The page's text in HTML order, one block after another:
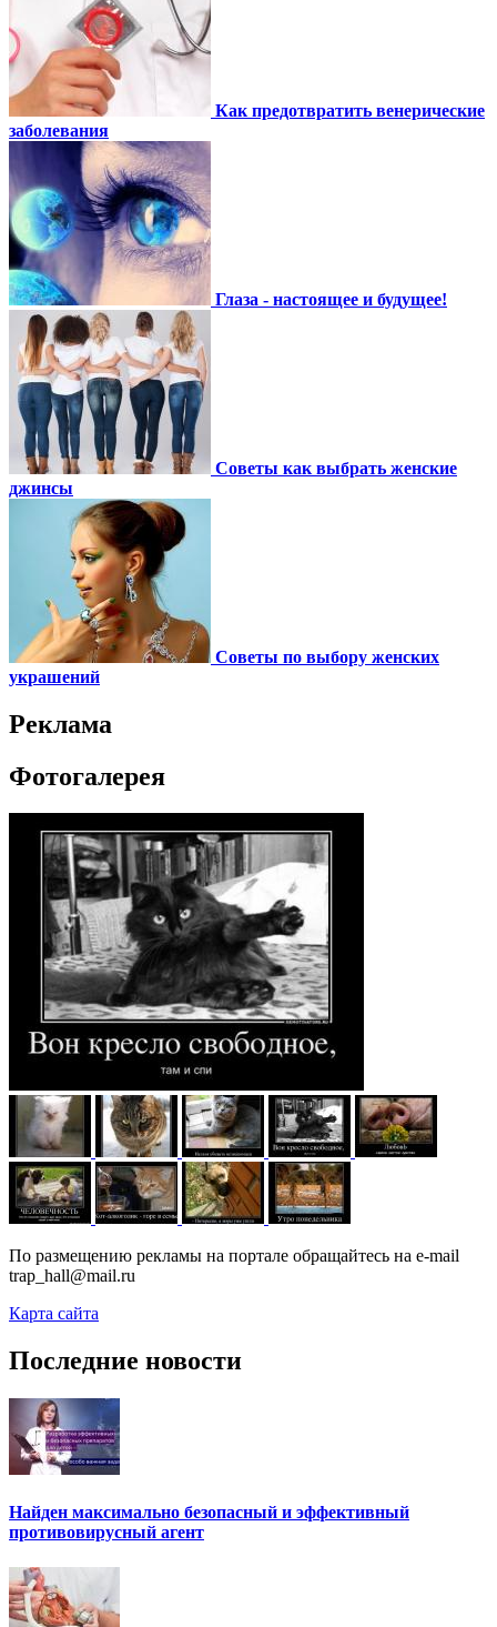
Как предотвратить венерические
заболевания
Глаза - настоящее и будущее!
Советы как выбрать женские
джинсы
Советы по выбору женских
украшений
Реклама
Фотогалерея
По размещению рекламы на портале обращайтесь на e-mail
trap_hall@mail.ru
Карта сайта
Последние новости
Найден максимально безопасный и эффективный
противовирусный агент